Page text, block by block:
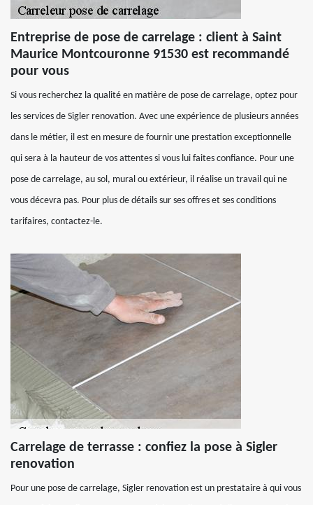
Entreprise de pose de carrelage : client à Saint
Maurice Montcouronne 91530 est recommandé
pour vous
Si vous recherchez la qualité en matière de pose de carrelage, optez pour
les services de Sigler renovation. Avec une expérience de plusieurs années
dans le métier, il est en mesure de fournir une prestation exceptionnelle
qui sera à la hauteur de vos attentes si vous lui faites confiance. Pour une
pose de carrelage, au sol, mural ou extérieur, il réalise un travail qui ne
vous décevra pas. Pour plus de détails sur ses offres et ses conditions
tarifaires, contactez-le.
Carrelage de terrasse : confiez la pose à Sigler
renovation
Pour une pose de carrelage, Sigler renovation est un prestataire à qui vous